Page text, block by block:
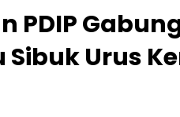
PDIP
Sibuk Urus